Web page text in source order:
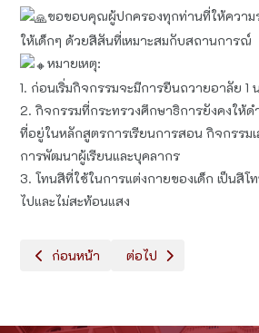
ขอ​ขอบคุณ​ผู้ปกครอง​ทุกท่านที่ให้ความ
ให้เด็กๆ ด้วยสีสันที่เหมาะสมกับสถานการณ์​
หมายเหตุ​:
1. ก่อนเริ่มกิจกรรม​จะมีการยืนถวายอาลัย 1
2. กิจกรรม​ที่กระทรวง​ศึกษาธิการ​ยังคงให้ด
ที่อยู่ในหลักสูตร​การเรียน​การ​สอน​ กิจกรรม​
การพัฒนา​ผู้เรียน​และบุคลากร
3. โทนสีที่ใช้ในการแต่ง​กายของเด็ก เป็นสีโ
ไปและไม่สะท้อน​แสง
เนื้อหาก่อนหน้า: Happy Halloween
ก่อนหน้า เนื้อหาถัดไป: G.1-3
ต่อไป